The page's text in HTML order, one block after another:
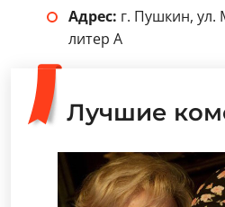
Адрес: г. Пушкин, ул.
литер А
Лучшие